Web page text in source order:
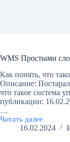
WMS Простыми
Как понять, что
Описание:
что такое система
публикации:
…
Читать далее
WMS
Простыми16.02.2024